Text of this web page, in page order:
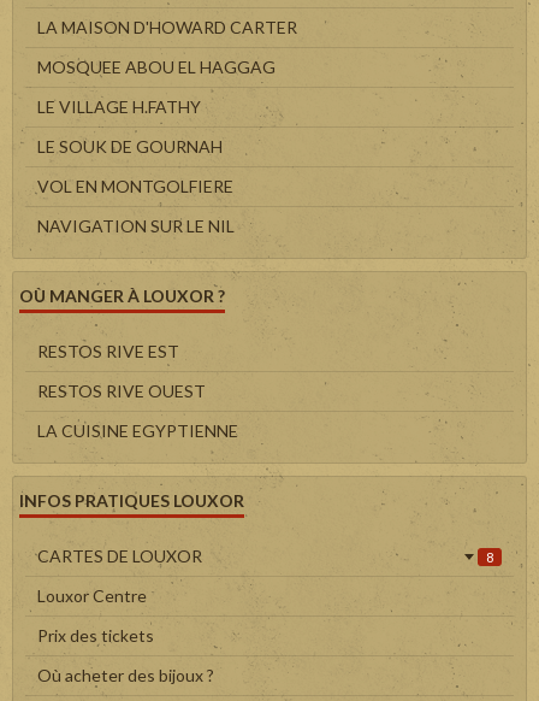
LA MAISON D'HOWARD CARTER
MOSQUEE ABOU EL HAGGAG
LE VILLAGE H.FATHY
LE SOUK DE GOURNAH
VOL EN MONTGOLFIERE
NAVIGATION SUR LE NIL
OÙ MANGER À LOUXOR ?
RESTOS RIVE EST
RESTOS RIVE OUEST
LA CUISINE EGYPTIENNE
INFOS PRATIQUES LOUXOR
CARTES DE LOUXOR 8
Louxor Centre
Prix des tickets
Où acheter des bijoux ?